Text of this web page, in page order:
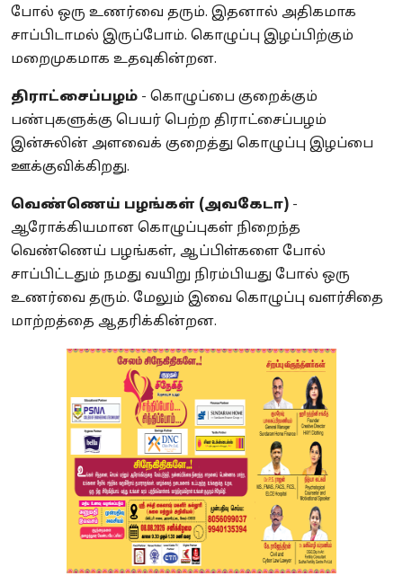
போல் ஒரு உணர்வை தரும். இதனால் அதிகமாக
சாப்பிடாமல் இருப்போம். கொழுப்பு இழப்பிற்கும்
மறைமுகமாக உதவுகின்றன.
திராட்சைப்பழம் - கொழுப்பை குறைக்கும்
பண்புகளுக்கு பெயர் பெற்ற திராட்சைப்பழம்
இன்சுலின் அளவைக் குறைத்து கொழுப்பு இழப்பை
ஊக்குவிக்கிறது.
வெண்ணெய் பழங்கள் (அவகேடா) -
ஆரோக்கியமான கொழுப்புகள் நிறைந்த
வெண்ணெய் பழங்கள், ஆப்பிள்களை போல்
சாப்பிட்டதும் நமது வயிறு நிரம்பியது போல் ஒரு
உணர்வை தரும். மேலும் இவை கொழுப்பு வளர்சிதை
மாற்றத்தை ஆதரிக்கின்றன.